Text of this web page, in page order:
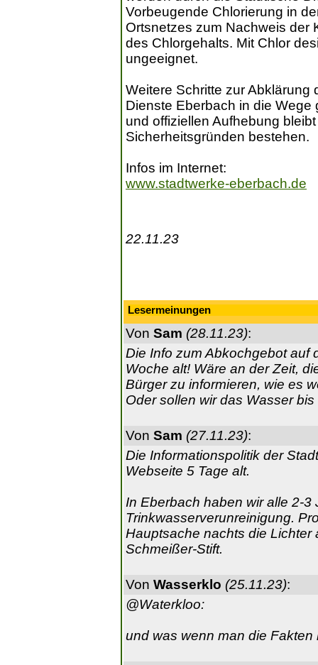
Vorbeugende Chlorierung in
Ortsnetzes zum Nachweis der
des Chlorgehalts. Mit Chlor
ungeeignet.
Weitere Schritte zur
Dienste Eberbach in die
und offiziellen Aufhebung
Sicherheitsgründen bestehen.
Infos im Internet:
www.stadtwerke-eberbach.de
22.11.23
Lesermeinungen
Von Sam (28.11.23):
Die Info zum Abkochgebot auf
Woche alt! Wäre an der Zeit,
Bürger zu informieren, wie es
Oder sollen wir das Wasser
Von Sam (27.11.23):
Die Informationspolitik der
Webseite 5 Tage alt.
In Eberbach haben wir alle 2-
Trinkwasserverunreinigung.
Hauptsache nachts die
Schmeißer-Stift.
Von Wasserklo (25.11.23):
@Waterkloo:
und was wenn man die Fakten